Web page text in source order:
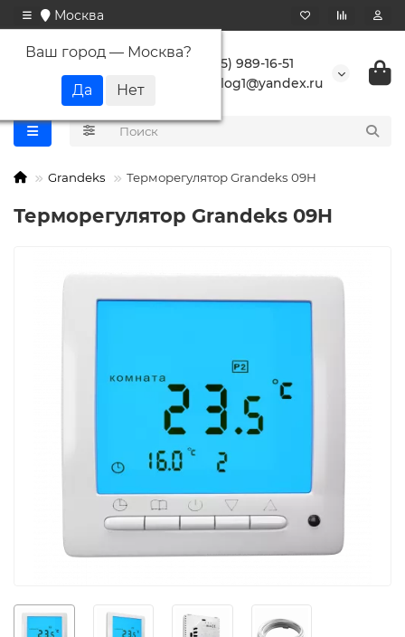
Москва
Ваш город — Москва?
+7 (495) 989-16-51
buranlog1@yandex.ru
Grandeks Терморегулятор Grandeks 09H
Терморегулятор Grandeks 09H